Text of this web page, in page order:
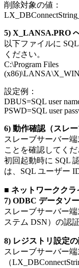
削除対象の値：
5) X_LANSA.PRO
以下ファイルに
ください。
C:\Program Files
設定例：
DBUS=SQL user
PSWD=SQL user
6) 動作確認（スレー
スレーブサーバー
ことを確認してくだ
初回起動時に SQL
は、SQL ユーザー
■ ネットワーククラ
7) ODBC データソ
スレーブサーバー
ステム DSN）の認
8) レジストリ設定
スレーブサーバー
（